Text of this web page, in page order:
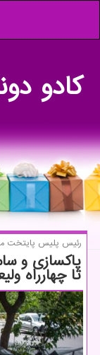
كادو
رئیس پلیس پایتخت
پاكسازی و
تا چهارراه